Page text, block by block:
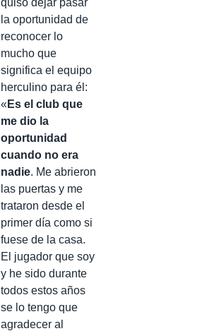
quiso dejar pasar
la oportunidad de
reconocer lo
mucho que
significa el equipo
herculino para él:
« Es el club que
me dio la
oportunidad
cuando no era
nadie. Me abrieron
las puertas y me
trataron desde el
primer día como si
fuese de la casa.
El jugador que soy
y he sido durante
todos estos años
se lo tengo que
agradecer al